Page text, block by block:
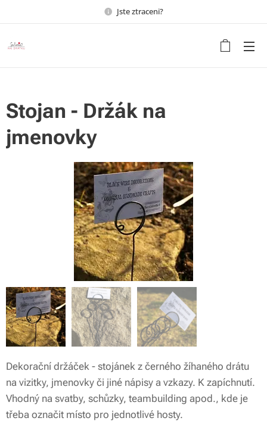
Jste ztraceni?
Stojan - Držák na
jmenovky
Dekorační držáček - stojánek z černého žíhaného drátu
na vizitky, jmenovky či jiné nápisy a vzkazy. K zapíchnutí.
Vhodný na svatby, schůzky, teambuilding apod., kde je
třeba označit místo pro jednotlivé hosty.